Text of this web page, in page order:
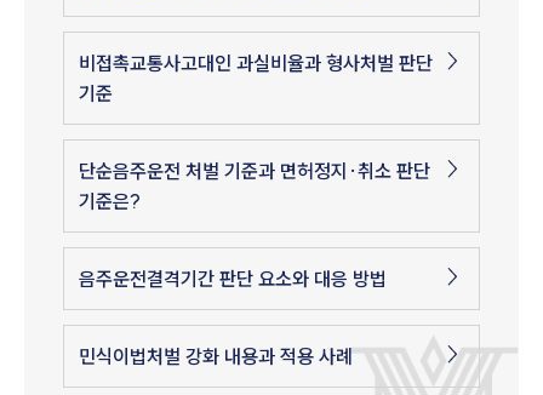
비접촉교통사고대인 과실비율과 형사처벌 판단
기준
단순음주운전 처벌 기준과 면허정지·취소 판단
기준은?
음주운전결격기간 판단 요소와 대응 방법
민식이법처벌 강화 내용과 적용 사례